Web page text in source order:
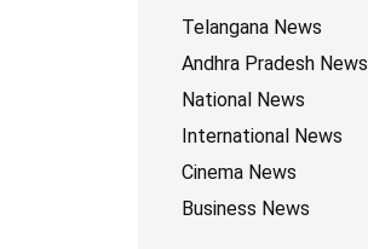
Telangana News
Andhra Pradesh News
National News
International News
Cinema News
Business News